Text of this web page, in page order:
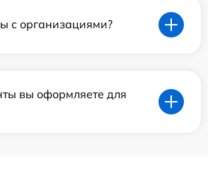
с организациями?
вы оформляете для